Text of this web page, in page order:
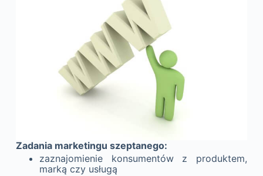
Zadania marketingu szeptanego:
zaznajomienie konsumentów z produktem,
marką czy usługą